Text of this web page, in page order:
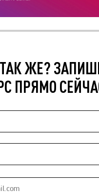
ЖЕ?
ПРЯМО